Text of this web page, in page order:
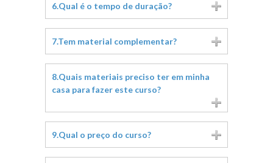
6.Qual é o tempo de duração?
7.Tem material complementar?
8.Quais materiais preciso ter em minha
casa para fazer este curso?
9.Qual o preço do curso?